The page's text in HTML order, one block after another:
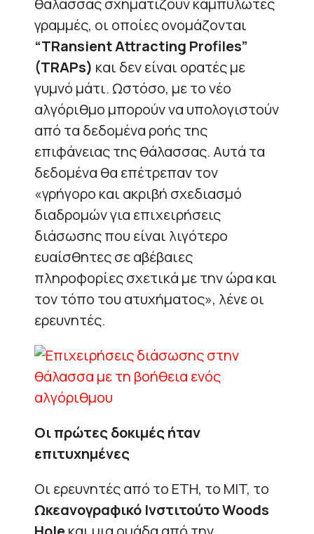
γραμμές, οι οποίες ονομάζονται
“TRansient Attracting Profiles”
(TRAPs) και δεν είναι ορατές με
γυμνό μάτι. Ωστόσο, με το νέο
αλγόριθμο μπορούν να υπολογιστούν
από τα δεδομένα ροής της
επιφάνειας της θάλασσας. Αυτά τα
δεδομένα θα επέτρεπαν τον
«γρήγορο και ακριβή σχεδιασμό
διαδρομών για επιχειρήσεις
διάσωσης που είναι λιγότερο
ευαίσθητες σε αβέβαιες
πληροφορίες σχετικά με την ώρα και
τον τόπο του ατυχήματος», λένε οι
ερευνητές.
Οι πρώτες δοκιμές ήταν
επιτυχημένες
Οι ερευνητές από το ETH, το MIT, το
Ωκεανογραφικό Ινστιτούτο Woods